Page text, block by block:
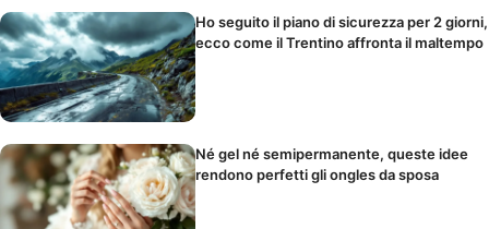
Ho seguito il piano di sicurezza per 2 giorni,
ecco come il Trentino affronta il maltempo
Né gel né semipermanente, queste idee
rendono perfetti gli ongles da sposa